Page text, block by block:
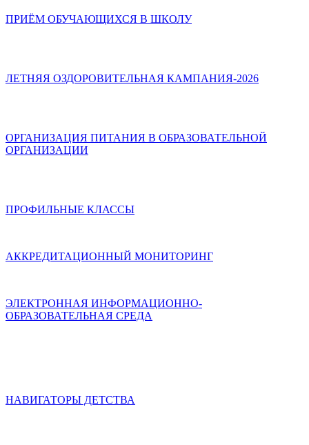
ПРИЁМ ОБУЧАЮЩИХСЯ В ШКОЛУ
ЛЕТНЯЯ ОЗДОРОВИТЕЛЬНАЯ КАМПАНИЯ-2026
ОРГАНИЗАЦИЯ ПИТАНИЯ В ОБРАЗОВАТЕЛЬНОЙ
ОРГАНИЗАЦИИ
ПРОФИЛЬНЫЕ КЛАССЫ
АККРЕДИТАЦИОННЫЙ МОНИТОРИНГ
ЭЛЕКТРОННАЯ ИНФОРМАЦИОННО-
ОБРАЗОВАТЕЛЬНАЯ СРЕДА
НАВИГАТОРЫ ДЕТСТВА